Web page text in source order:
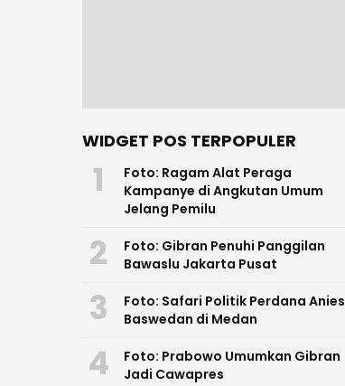
WIDGET POS TERPOPULER
1
Foto: Ragam Alat Peraga
Kampanye di Angkutan Umum
Jelang Pemilu
2
Foto: Gibran Penuhi Panggilan
Bawaslu Jakarta Pusat
3
Foto: Safari Politik Perdana Anies
Baswedan di Medan
4
Foto: Prabowo Umumkan Gibran
Jadi Cawapres